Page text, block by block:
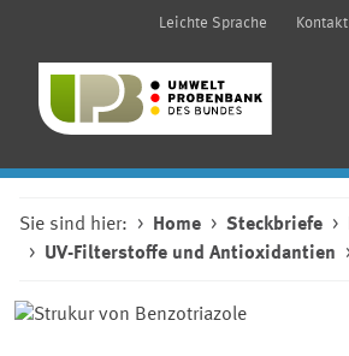
Leichte Sprache Kontakt
Sie sind hier: Home Steckbriefe
UV-Filterstoffe und Antioxidantien